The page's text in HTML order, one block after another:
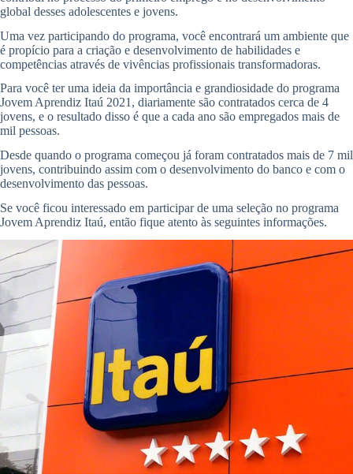
global desses adolescentes e jovens.
Uma vez participando do programa, você encontrará um ambiente que
é propício para a criação e desenvolvimento de habilidades e
competências através de vivências profissionais transformadoras.
Para você ter uma ideia da importância e grandiosidade do programa
Jovem Aprendiz Itaú 2021, diariamente são contratados cerca de 4
jovens, e o resultado disso é que a cada ano são empregados mais de
mil pessoas.
Desde quando o programa começou já foram contratados mais de 7 mil
jovens, contribuindo assim com o desenvolvimento do banco e com o
desenvolvimento das pessoas.
Se você ficou interessado em participar de uma seleção no programa
Jovem Aprendiz Itaú, então fique atento às seguintes informações.